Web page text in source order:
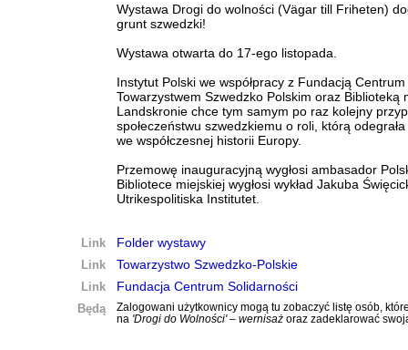
Wystawa Drogi do wolności (Vägar till Friheten)
grunt szwedzki!
Wystawa otwarta do 17-ego listopada.
Instytut Polski we współpracy z Fundacją
Towarzystwem Szwedzko Polskim oraz Biblioteką
Landskronie chce tym samym po raz kolejny
społeczeństwu szwedzkiemu o roli, którą
we współczesnej historii Europy.
Przemowę inauguracyjną wygłosi ambasador
Bibliotece miejskiej wygłosi wykład Jakuba
Utrikespolitiska Institutet.
Link
Folder wystawy
Link
Towarzystwo Szwedzko-Polskie
Link
Fundacja Centrum Solidarności
Będą
Zalogowani użytkownicy mogą tu zobaczyć listę osób,
na 'Drogi do Wolności' – wernisaż oraz zadeklarować